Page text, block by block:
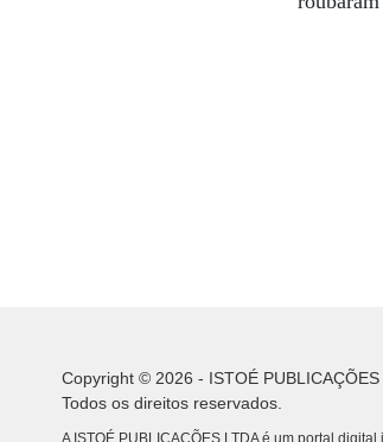
Copyright © 2026 - ISTOÉ PUBLICAÇÕES
Todos os direitos reservados.